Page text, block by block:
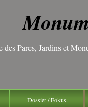
des Parcs, Jardins et
Dossier / Fokus